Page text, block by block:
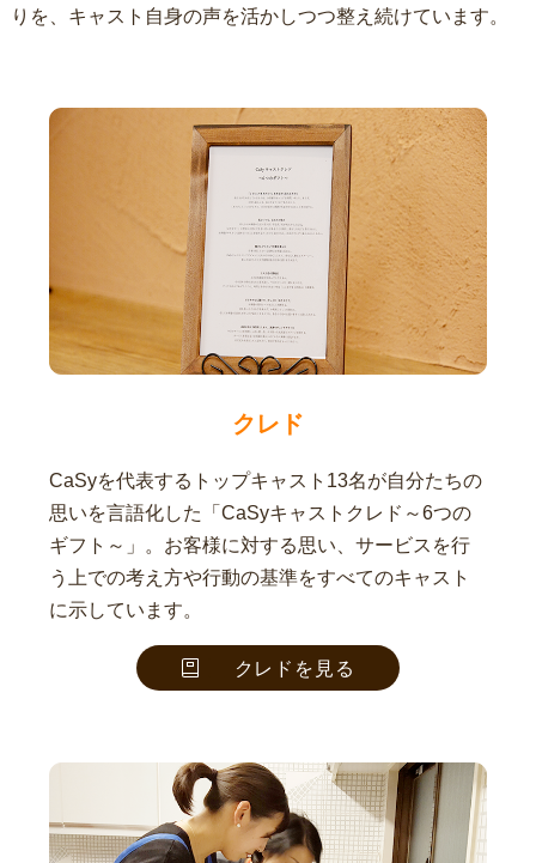
りを、キャスト自身の声を活かしつつ整え続けています。
クレド
CaSyを代表するトップキャスト13名が自分たちの
思いを言語化した「CaSyキャストクレド～6つの
ギフト～」。お客様に対する思い、サービスを行
う上での考え方や行動の基準をすべてのキャスト
に示しています。
クレドを見る